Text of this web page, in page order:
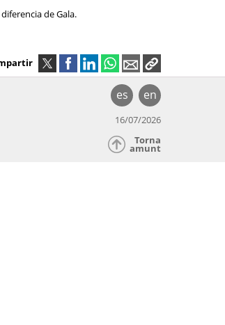
de Gala.
es en
16/07/2026
Torna
amunt